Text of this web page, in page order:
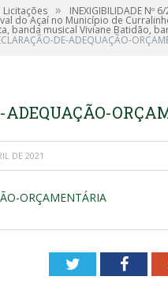
Licitações » INEXIGIBILIDADE
do Açaí no Município de
banda musical Viviane Batidão,
DE-ADEQUAÇÃO-
ADEQUAÇÃO-
DE 2021
ORÇAMENTÁRIA
Twitter